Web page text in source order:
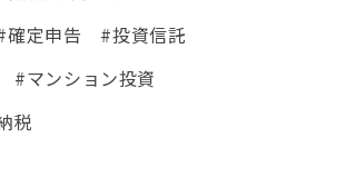
確定申告
#投資信託
#マンション投資
税